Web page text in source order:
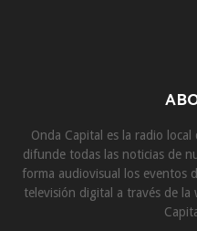
Onda Capital es la radio
difunde todas las noticias de
forma audiovisual los eventos
televisión digital a través de la